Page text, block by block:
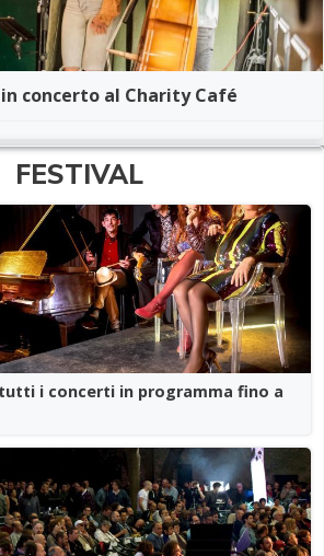
concerto al Charity Café
FESTIVAL
i concerti in programma fino a